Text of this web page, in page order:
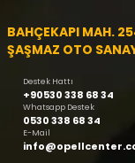
BAHÇEKAPI MAH.
ŞAŞMAZ OTO
Destek Hattı
+90530 338 68 34
Whatsapp Destek
0530 338 68 34
E-Mail